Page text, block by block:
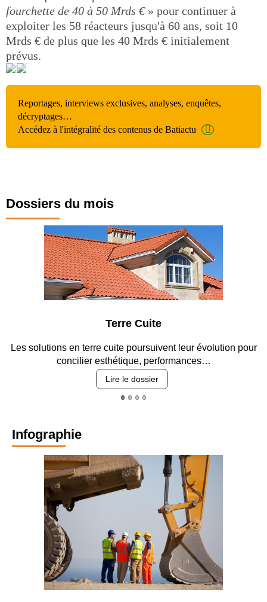
fourchette de 40 à 50 Mrds €» pour continuer à
exploiter les 58 réacteurs jusqu'à 60 ans, soit 10
Mrds € de plus que les 40 Mrds € initialement
prévus.
Reportages, interviews exclusives, analyses, enquêtes,
décryptages…
Accédez à l'intégralité des contenus de Batiactu
Dossiers du mois
Entre circulation, sécurisation des accès, durabilité des
revêtements et intégration…
Lire le dossier
Infographie